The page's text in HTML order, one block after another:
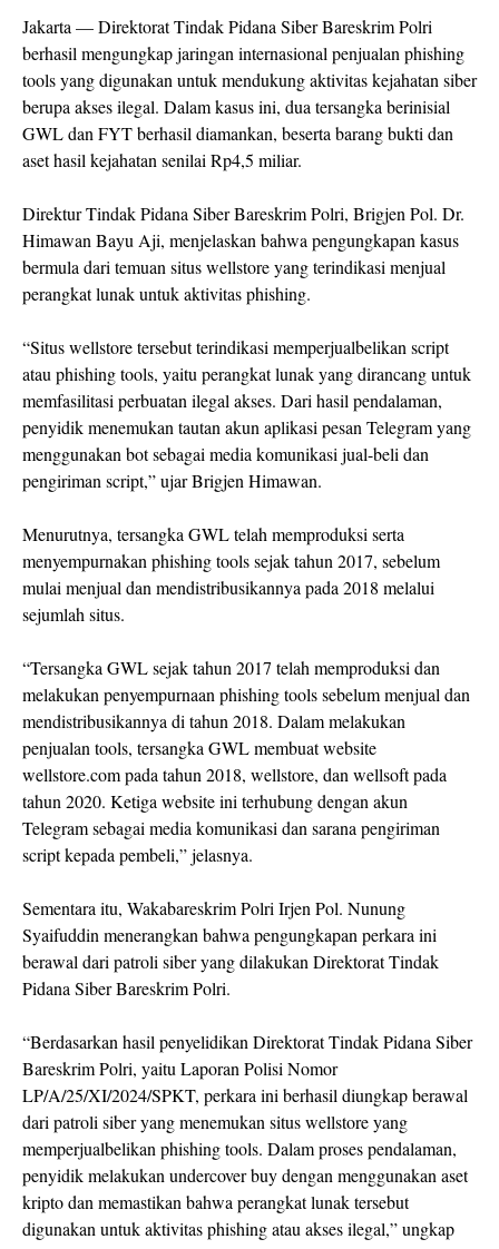
Jakarta — Direktorat Tindak Pidana Siber Bareskrim Polri
berhasil mengungkap jaringan internasional penjualan phishing
tools yang digunakan untuk mendukung aktivitas kejahatan siber
berupa akses ilegal. Dalam kasus ini, dua tersangka berinisial
GWL dan FYT berhasil diamankan, beserta barang bukti dan
aset hasil kejahatan senilai Rp4,5 miliar.
Direktur Tindak Pidana Siber Bareskrim Polri, Brigjen Pol. Dr.
Himawan Bayu Aji, menjelaskan bahwa pengungkapan kasus
bermula dari temuan situs wellstore yang terindikasi menjual
perangkat lunak untuk aktivitas phishing.
“Situs wellstore tersebut terindikasi memperjualbelikan script
atau phishing tools, yaitu perangkat lunak yang dirancang untuk
memfasilitasi perbuatan ilegal akses. Dari hasil pendalaman,
penyidik menemukan tautan akun aplikasi pesan Telegram yang
menggunakan bot sebagai media komunikasi jual-beli dan
pengiriman script,” ujar Brigjen Himawan.
Menurutnya, tersangka GWL telah memproduksi serta
menyempurnakan phishing tools sejak tahun 2017, sebelum
mulai menjual dan mendistribusikannya pada 2018 melalui
sejumlah situs.
“Tersangka GWL sejak tahun 2017 telah memproduksi dan
melakukan penyempurnaan phishing tools sebelum menjual dan
mendistribusikannya di tahun 2018. Dalam melakukan
penjualan tools, tersangka GWL membuat website
wellstore.com pada tahun 2018, wellstore, dan wellsoft pada
tahun 2020. Ketiga website ini terhubung dengan akun
Telegram sebagai media komunikasi dan sarana pengiriman
script kepada pembeli,” jelasnya.
Sementara itu, Wakabareskrim Polri Irjen Pol. Nunung
Syaifuddin menerangkan bahwa pengungkapan perkara ini
berawal dari patroli siber yang dilakukan Direktorat Tindak
Pidana Siber Bareskrim Polri.
“Berdasarkan hasil penyelidikan Direktorat Tindak Pidana Siber
Bareskrim Polri, yaitu Laporan Polisi Nomor
LP/A/25/XI/2024/SPKT, perkara ini berhasil diungkap berawal
dari patroli siber yang menemukan situs wellstore yang
memperjualbelikan phishing tools. Dalam proses pendalaman,
penyidik melakukan undercover buy dengan menggunakan aset
kripto dan memastikan bahwa perangkat lunak tersebut
digunakan untuk aktivitas phishing atau akses ilegal,” ungkap